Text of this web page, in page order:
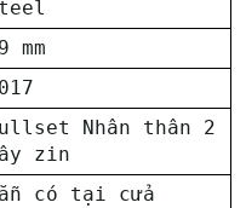
mm
Nhân thân 2
zin
có tại cửa